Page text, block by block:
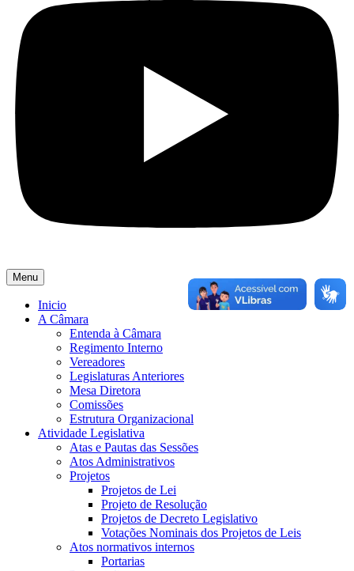
Menu
Inicio
A Câmara
Entenda à Câmara
Regimento Interno
Vereadores
Legislaturas Anteriores
Mesa Diretora
Comissões
Estrutura Organizacional
Atividade Legislativa
Atas e Pautas das Sessões
Atos Administrativos
Projetos
Projetos de Lei
Projeto de Resolução
Projetos de Decreto Legislativo
Votações Nominais dos Projetos de Leis
Atos normativos internos
Portarias